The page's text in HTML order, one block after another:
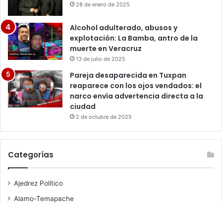
28 de enero de 2025
Alcohol adulterado, abusos y
explotación: La Bamba, antro de la
muerte en Veracruz
13 de julio de 2025
Pareja desaparecida en Tuxpan
reaparece con los ojos vendados: el
narco envía advertencia directa a la
ciudad
2 de octubre de 2025
Categorías
Ajedrez Político
Alamo-Temapache